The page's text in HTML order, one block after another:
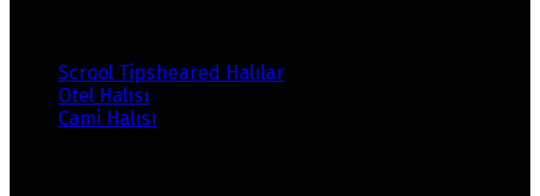
Scrool Tipsheared Halılar
Otel Halısı
Cami Halısı